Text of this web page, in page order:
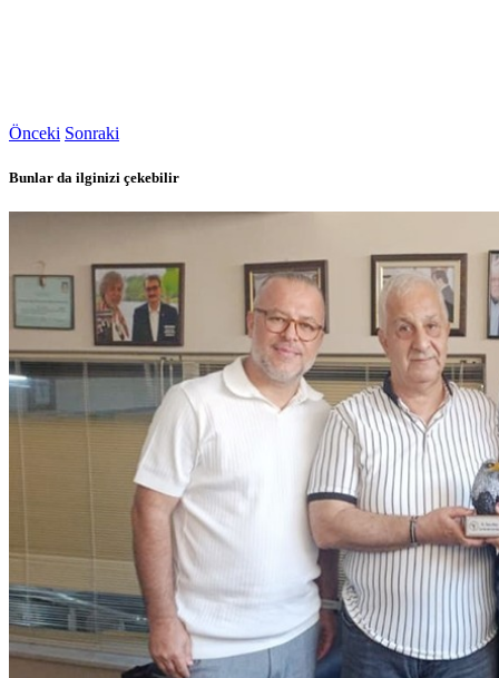
Önceki Sonraki
Bunlar da ilginizi çekebilir